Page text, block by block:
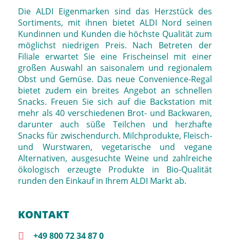
Die ALDI Eigenmarken sind das Herzstück des
Sortiments, mit ihnen bietet ALDI Nord seinen
Kundinnen und Kunden die höchste Qualität zum
möglichst niedrigen Preis. Nach Betreten der
Filiale erwartet Sie eine Frischeinsel mit einer
großen Auswahl an saisonalem und regionalem
Obst und Gemüse. Das neue Convenience-Regal
bietet zudem ein breites Angebot an schnellen
Snacks. Freuen Sie sich auf die Backstation mit
mehr als 40 verschiedenen Brot- und Backwaren,
darunter auch süße Teilchen und herzhafte
Snacks für zwischendurch. Milchprodukte, Fleisch-
und Wurstwaren, vegetarische und vegane
Alternativen, ausgesuchte Weine und zahlreiche
ökologisch erzeugte Produkte in Bio-Qualität
runden den Einkauf in Ihrem ALDI Markt ab.
KONTAKT
+49 800 72 34 87 0